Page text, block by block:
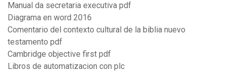
Manual da secretaria executiva pdf
Diagrama en word 2016
Comentario del contexto cultural de la biblia nuevo
testamento pdf
Cambridge objective first pdf
Libros de automatizacion con plc